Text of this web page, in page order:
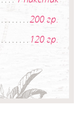
200 гр.
120 гр.